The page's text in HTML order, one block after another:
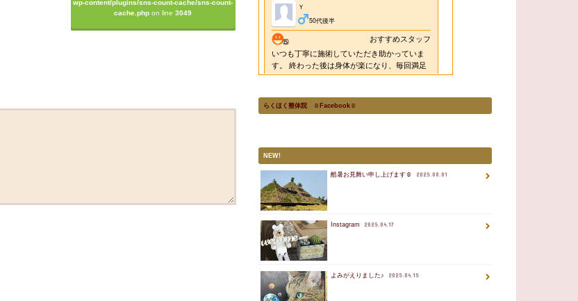
wp-content/plugins/sns-count-cache/sns-count-
cache.php on line3049
らくほく整体院 ☺Facebook☺
NEW!
酷暑お見舞い申し上げます☺ 2025.08.01
Instagram 2025.04.17
よみがえりました♪ 2025.04.15